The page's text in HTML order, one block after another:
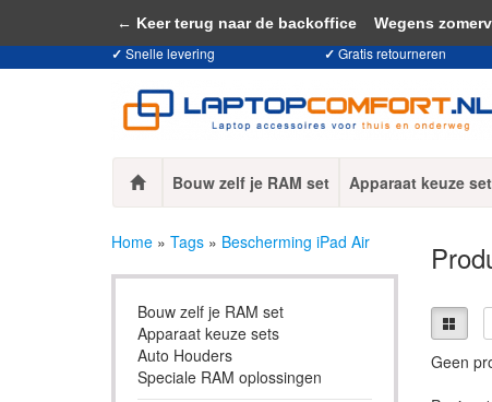
✓ Snelle levering ✓ Gratis retourneren
Bouw zelf je RAM set Apparaat keuze
Home » Tags » Bescherming iPad Air
Bouw zelf je RAM set
Apparaat keuze sets
Auto Houders
Speciale RAM oplossingen
Geen
Door het gebruiken van onze website,
← Keer terug naar de backoffice Wegens